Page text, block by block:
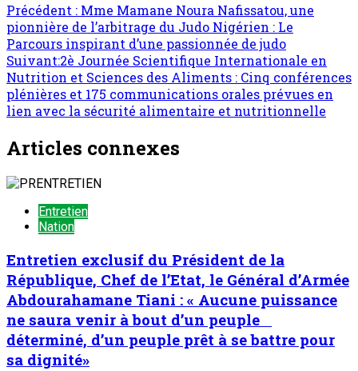
Précédent : Mme Mamane Noura Nafissatou, une
pionnière de l’arbitrage du Judo Nigérien : Le
Parcours inspirant d’une passionnée de judo
Suivant:2è Journée Scientifique Internationale en
Nutrition et Sciences des Aliments : Cinq conférences
plénières et 175 communications orales prévues en
lien avec la sécurité alimentaire et nutritionnelle
Articles connexes
Entretien
Nation
Entretien exclusif du Président de la
République, Chef de l’Etat, le Général d’Armée
Abdourahamane Tiani : « Aucune puissance
ne saura venir à bout d’un peuple
déterminé, d’un peuple prêt à se battre pour
sa dignité»